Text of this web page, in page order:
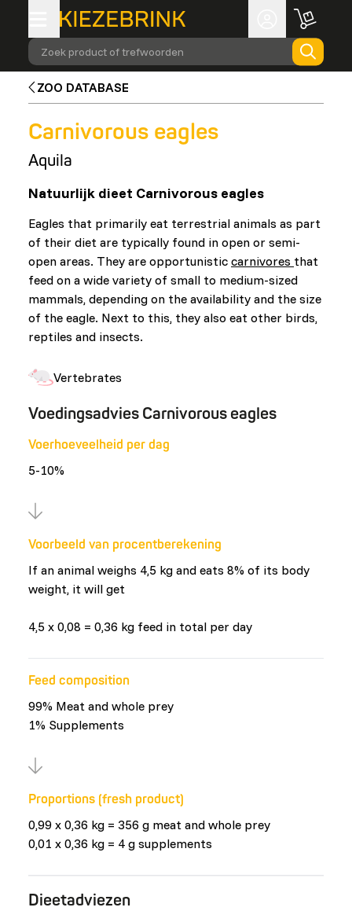
Zoek product of trefwoorden
ZOO DATABASE
Carnivorous eagles
Aquila
Natuurlijk dieet Carnivorous eagles
Eagles that primarily eat terrestrial animals as part
of their diet are typically found in open or semi-
open areas. They are opportunistic carnivores that
feed on a wide variety of small to medium-sized
mammals, depending on the availability and the size
of the eagle. Next to this, they also eat other birds,
reptiles and insects.
Vertebrates
Voedingsadvies Carnivorous eagles
Voerhoeveelheid per dag
5-10%
Voorbeeld van procentberekening
If an animal weighs 4,5 kg and eats 8% of its body
weight, it will get
4,5 x 0,08 = 0,36 kg feed in total per day
Feed composition
99% Meat and whole prey
1% Supplements
Proportions (fresh product)
0,99 x 0,36 kg = 356 g meat and whole prey
0,01 x 0,36 kg = 4 g supplements
Dieetadviezen